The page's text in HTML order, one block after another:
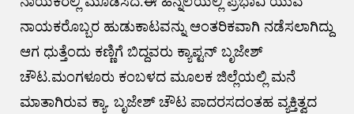
ನಾಯಕರೊಬ್ಬರ ಹುಡುಕಾಟವನ್ನು ಆಂತರಿಕವಾಗಿ ನಡೆಸಲಾಗಿದ್ದು
ಆಗ ಧುತ್ತೆಂದು ಕಣ್ಣಿಗೆ ಬಿದ್ದವರು ಕ್ಯಾಪ್ಟನ್ ಬೃಜೇಶ್
ಚೌಟ.ಮಂಗಳೂರು ಕಂಬಳದ ಮೂಲಕ ಜಿಲ್ಲೆಯಲ್ಲಿ ಮನೆ
ಮಾತಾಗಿರುವ ಕ್ಯಾ. ಬೃಜೇಶ್ ಚೌಟ ಪಾದರಸದಂತಹ ವ್ಯಕ್ತಿತ್ವದ